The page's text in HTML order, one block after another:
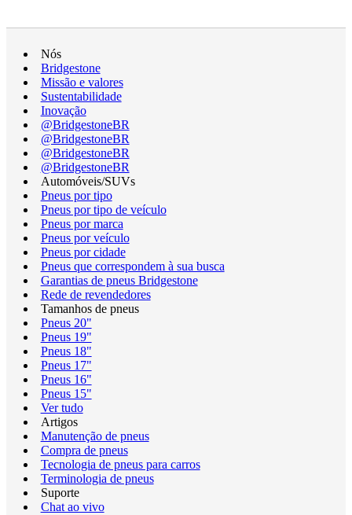
Nós
Bridgestone
Missão e valores
Sustentabilidade
Inovação
@BridgestoneBR
@BridgestoneBR
@BridgestoneBR
@BridgestoneBR
Automóveis/SUVs
Pneus por tipo
Pneus por tipo de veículo
Pneus por marca
Pneus por veículo
Pneus por cidade
Pneus que correspondem à sua busca
Garantias de pneus Bridgestone
Rede de revendedores
Tamanhos de pneus
Pneus 20"
Pneus 19"
Pneus 18"
Pneus 17"
Pneus 16"
Pneus 15"
Ver tudo
Artigos
Manutenção de pneus
Compra de pneus
Tecnologia de pneus para carros
Terminologia de pneus
Suporte
Chat ao vivo